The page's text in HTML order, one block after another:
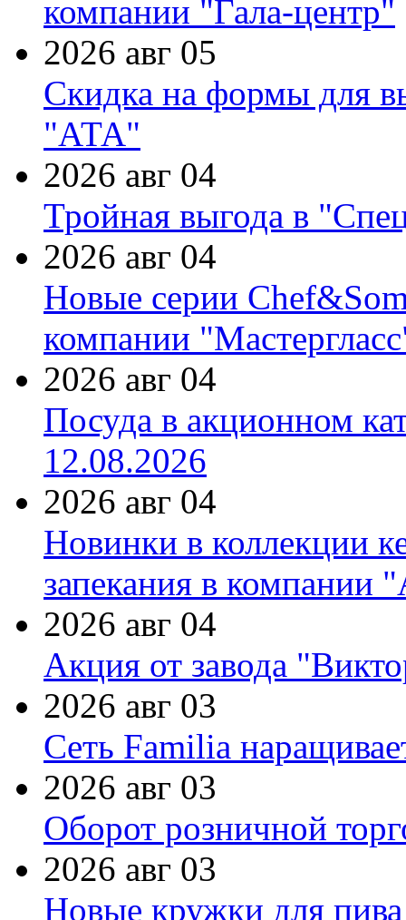
компании "Гала-центр"
2026 авг 05
Скидка на формы для
"АТА"
2026 авг 04
Тройная выгода в
2026 авг 04
Новые серии
компании
2026 авг 04
Посуда в акционном
12.08.2026
2026 авг 04
Новинки в коллекции
запекания в компании
2026 авг 04
Акция от завода
2026 авг 03
Сеть Familia
2026 авг 03
Оборот розничной
2026 авг 03
Новые кружки для